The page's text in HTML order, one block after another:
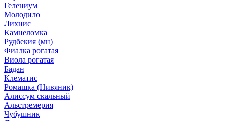
Гелениум
Молодило
Лихнис
Камнеломка
Рудбекия (мн)
Фиалка рогатая
Виола рогатая
Бадан
Клематис
Ромашка (Нивяник)
Алиссум скальный
Альстремерия
Чубушник